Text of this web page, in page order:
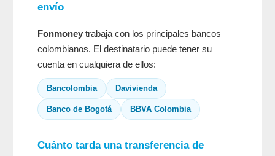
envío
Fonmoney trabaja con los principales bancos
colombianos. El destinatario puede tener su
cuenta en cualquiera de ellos:
Bancolombia Davivienda
Banco de Bogotá BBVA Colombia
Cuánto tarda una transferencia de